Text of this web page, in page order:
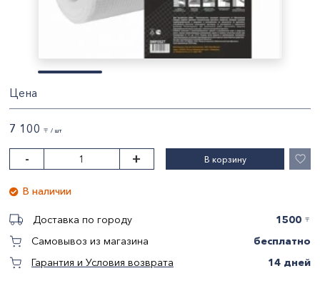
Цена
7 100 〒 / шт
- + В корзину
В наличии
Доставка по городу 1500 〒
Самовывоз из магазина
бесплатно
Гарантия и Условия возврата
14 дней